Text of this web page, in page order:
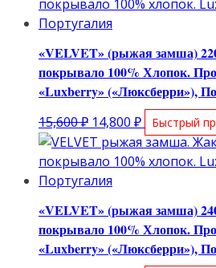
13,800 ₽.
«VELVET» (рыжая замша)
покрывало 100% Хлопок.
«Luxberry» («Люксберри»),
15,600₽ Первоначальная
цена
составляла
15,600 ₽.
14,800 ₽Текущая
цена:
14,800 ₽.
Быстрый
«VELVET» (рыжая замша)
покрывало 100% Хлопок.
«Luxberry» («Люксберри»),